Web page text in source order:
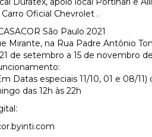
Oficial Chevrolet .
São Paulo 2021
Mirante, na Rua Padre Antônio
de setembro a 15 de novembro
Datas especiais 11/10, 01 e 08/11)
das 12h às 22h